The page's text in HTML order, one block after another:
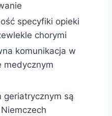
specyfiki opieki
chorymi
komunikacja w
medycznym
geriatrycznym są